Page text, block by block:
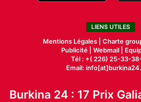
LIENS UTILES
Mentions Légales | Charte
Publicité| Webmail |
Tél : +( 226) 25-33-
Email:
Burkina 24 : 17 Prix